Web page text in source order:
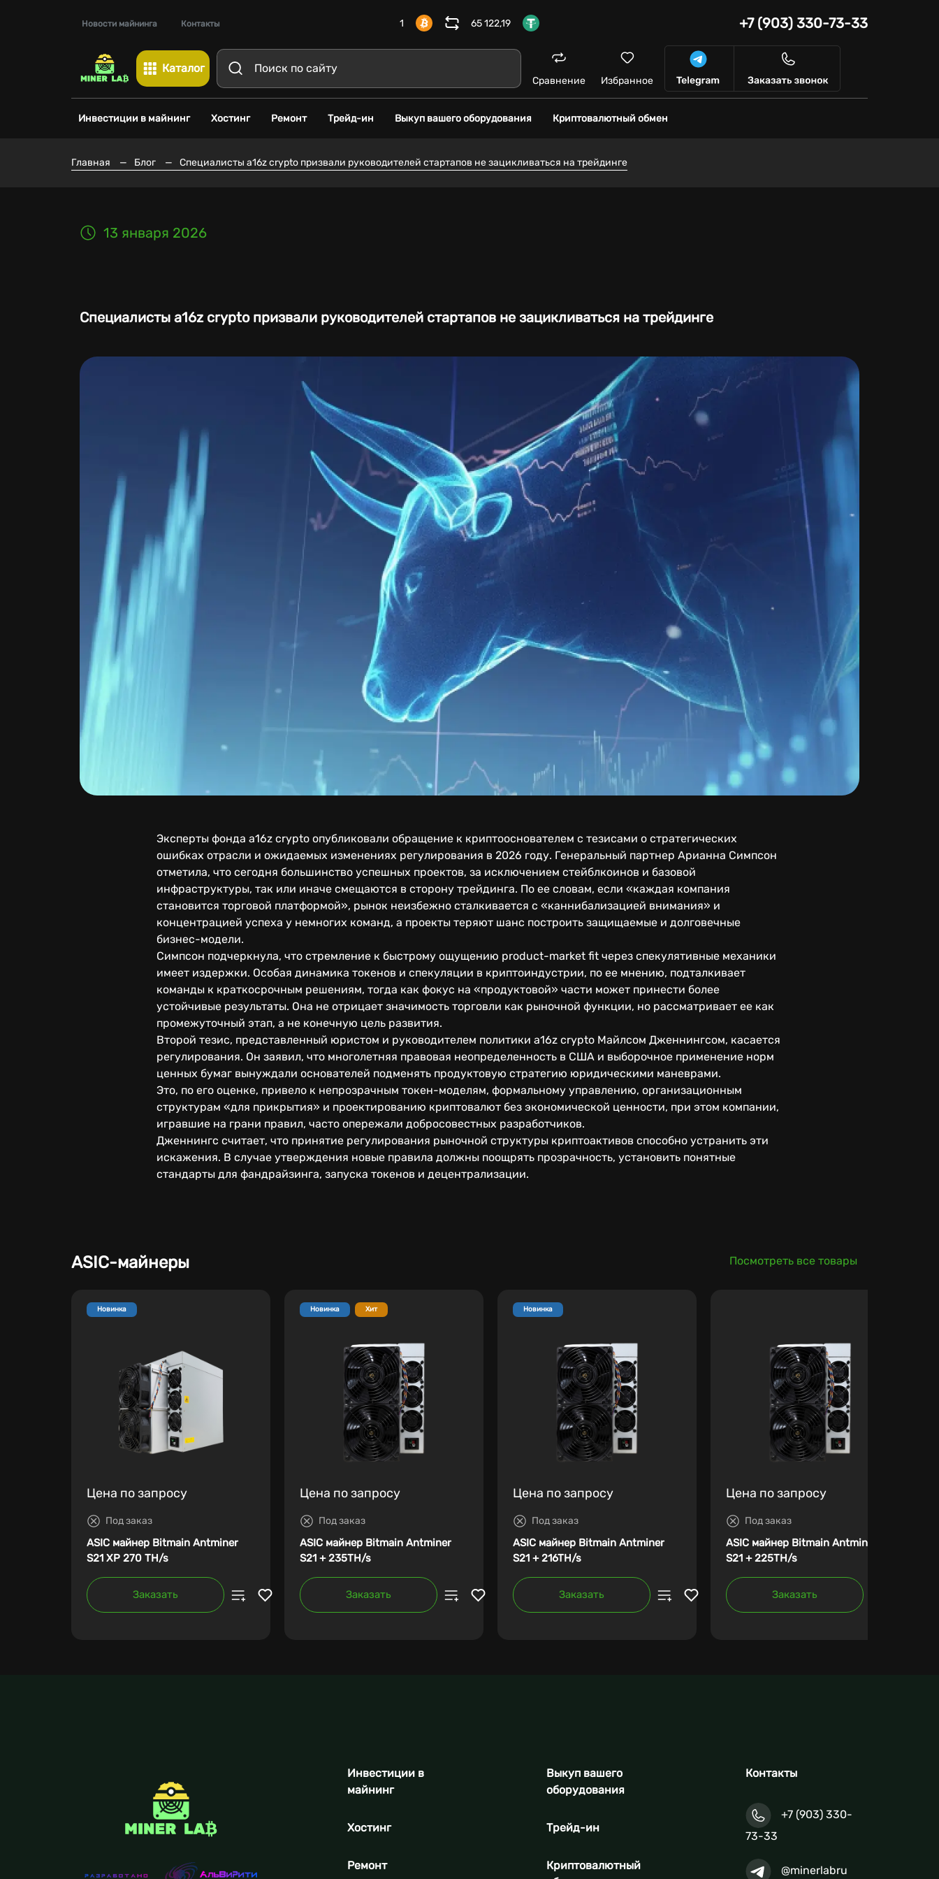
Новости майнинга Контакты 1 65 122,19 +7 (903) 330-73-33
Каталог
Сравнение Избранное
Инвестиции в майнинг Хостинг Ремонт Трейд-ин Выкуп вашего оборудования Криптовалютный обмен
Главная — Блог — Специалисты a16z crypto призвали руководителей стартапов не зацикливаться на трейдинге
13 января 2026
Специалисты a16z crypto призвали руководителей стартапов не зацикливаться на трейдинге
Эксперты фонда a16z crypto опубликовали обращение к криптооснователем с тезисами о стратегических
ошибках отрасли и ожидаемых изменениях регулирования в 2026 году. Генеральный партнер Арианна Симпсон
отметила, что сегодня большинство успешных проектов, за исключением стейблкоинов и базовой
инфраструктуры, так или иначе смещаются в сторону трейдинга. По ее словам, если «каждая компания
становится торговой платформой», рынок неизбежно сталкивается с «каннибализацией внимания» и
концентрацией успеха у немногих команд, а проекты теряют шанс построить защищаемые и долговечные
бизнес-модели.
Симпсон подчеркнула, что стремление к быстрому ощущению product-market fit через спекулятивные механики
имеет издержки. Особая динамика токенов и спекуляции в криптоиндустрии, по ее мнению, подталкивает
команды к краткосрочным решениям, тогда как фокус на «продуктовой» части может принести более
устойчивые результаты. Она не отрицает значимость торговли как рыночной функции, но рассматривает ее как
промежуточный этап, а не конечную цель развития.
Второй тезис, представленный юристом и руководителем политики a16z crypto Майлсом Дженнингсом, касается
регулирования. Он заявил, что многолетняя правовая неопределенность в США и выборочное применение норм
ценных бумаг вынуждали основателей подменять продуктовую стратегию юридическими маневрами.
Это, по его оценке, привело к непрозрачным токен-моделям, формальному управлению, организационным
структурам «для прикрытия» и проектированию криптовалют без экономической ценности, при этом компании,
игравшие на грани правил, часто опережали добросовестных разработчиков.
Дженнингс считает, что принятие регулирования рыночной структуры криптоактивов способно устранить эти
искажения. В случае утверждения новые правила должны поощрять прозрачность, установить понятные
стандарты для фандрайзинга, запуска токенов и децентрализации.
ASIC-майнеры Посмотреть все товары
Новинка
Цена по запросу
Под заказ
ASIC майнер Bitmain Antminer
S21 XP 270 TH/s
Заказать
Новинка Хит
Цена по запросу
Под заказ
ASIC майнер Bitmain Antminer
S21 + 235TH/s
Заказать
Новинка
Цена по запросу
Под заказ
ASIC майнер Bitmain Antminer
S21 + 216TH/s
Заказать
Цена по запросу
Под заказ
ASIC майнер Bitmain Antminer
S21 + 225TH/s
Заказать
Инвестиции в
майнинг
Хостинг
Ремонт
Выкуп вашего
оборудования
Трейд-ин
Криптовалютный
Контакты
+7 (903) 330-
73-33
@minerlabru